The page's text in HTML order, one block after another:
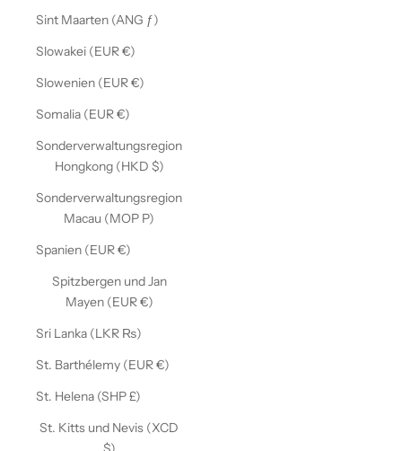
Sint Maarten (ANG ƒ)
Slowakei (EUR €)
Slowenien (EUR €)
Somalia (EUR €)
Sonderverwaltungsregion
Hongkong (HKD $)
Sonderverwaltungsregion
Macau (MOP P)
Spanien (EUR €)
Spitzbergen und Jan
Mayen (EUR €)
Sri Lanka (LKR ₨)
St. Barthélemy (EUR €)
St. Helena (SHP £)
St. Kitts und Nevis (XCD